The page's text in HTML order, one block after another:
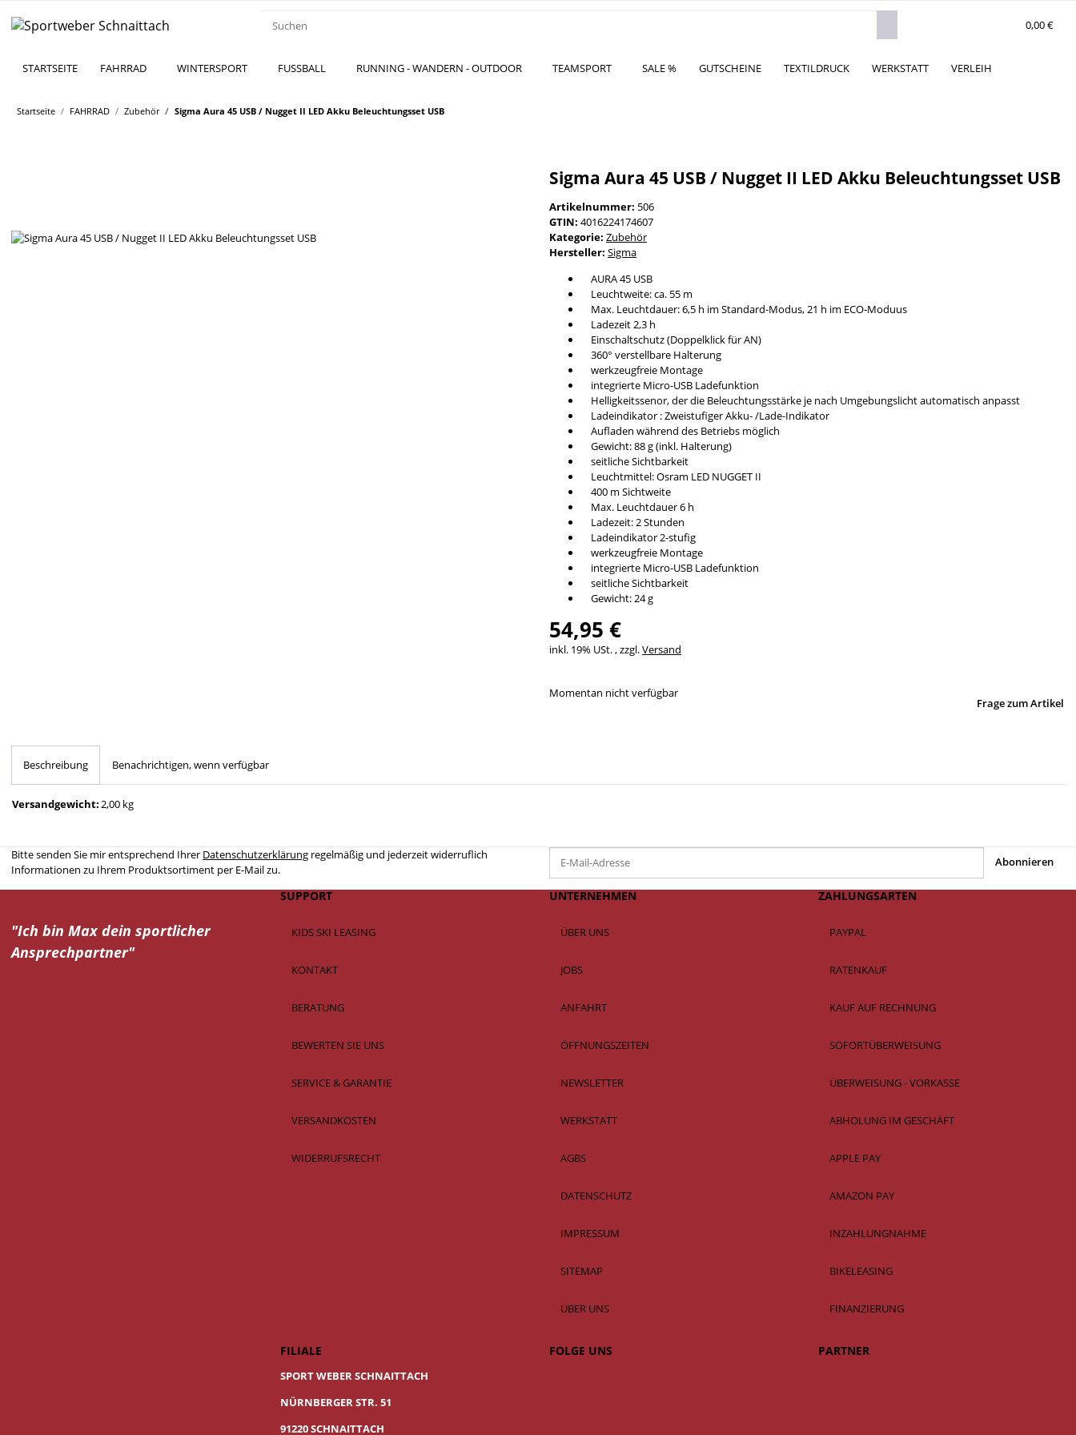
0,00 €
FAHRRAD WINTERSPORT FUSSBALL RUNNING - WANDERN - OUTDOOR TEAMSPORT SALE % GUTSCHEINE TEXTILDRUCK
STARTSEITE WERKSTATT VERLEIH
Startseite FAHRRAD Zubehör Sigma Aura 45 USB / Nugget II LED Akku Beleuchtungsset USB
Sigma Aura 45 USB / Nugget II LED Akku Beleuchtungsset USB
Artikelnummer: 506
GTIN: 4016224174607
Kategorie: Zubehör
Hersteller: Sigma
AURA 45 USB
Leuchtweite: ca. 55 m
Max. Leuchtdauer: 6,5 h im Standard-Modus, 21 h im ECO-Moduus
Ladezeit 2,3 h
Einschaltschutz (Doppelklick für AN)
360° verstellbare Halterung
werkzeugfreie Montage
integrierte Micro-USB Ladefunktion
Helligkeitssenor, der die Beleuchtungsstärke je nach Umgebungslicht automatisch anpasst
Ladeindikator : Zweistufiger Akku- /Lade-Indikator
Aufladen während des Betriebs möglich
Gewicht: 88 g (inkl. Halterung)
seitliche Sichtbarkeit
Leuchtmittel: Osram LED NUGGET II
400 m Sichtweite
Max. Leuchtdauer 6 h
Ladezeit: 2 Stunden
Ladeindikator 2-stufig
werkzeugfreie Montage
integrierte Micro-USB Ladefunktion
seitliche Sichtbarkeit
Gewicht: 24 g
54,95 €
inkl. 19% USt. , zzgl.Versand
Momentan nicht verfügbar
Frage zum Artikel
Beschreibung Benachrichtigen, wenn verfügbar
Versandgewicht:2,00 kg
Bitte senden Sie mir entsprechend Ihrer Datenschutzerklärung regelmäßig und jederzeit widerruflich
Informationen zu Ihrem Produktsortiment per E-Mail zu.
Abonnieren
"Ich bin Max dein sportlicher
Ansprechpartner"
SUPPORT
KIDS SKI LEASING
KONTAKT
BERATUNG
BEWERTEN SIE UNS
SERVICE & GARANTIE
VERSANDKOSTEN
WIDERRUFSRECHT
UNTERNEHMEN
ÜBER UNS
JOBS
ANFAHRT
ÖFFNUNGSZEITEN
NEWSLETTER
WERKSTATT
AGBS
DATENSCHUTZ
IMPRESSUM
SITEMAP
ÜBER UNS
ZAHLUNGSARTEN
PAYPAL
RATENKAUF
KAUF AUF RECHNUNG
SOFORTÜBERWEISUNG
ÜBERWEISUNG - VORKASSE
ABHOLUNG IM GESCHÄFT
APPLE PAY
AMAZON PAY
INZAHLUNGNAHME
BIKELEASING
FINANZIERUNG
FILIALE
SPORT WEBER SCHNAITTACH
NÜRNBERGER STR. 51
91220 SCHNAITTACH
FOLGE UNS PARTNER